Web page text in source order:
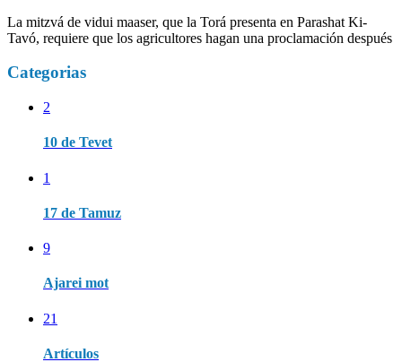
La mitzvá de vidui maaser, que la Torá presenta en Parashat Ki-
Tavó, requiere que los agricultores hagan una proclamación después
Categorias
2
10 de Tevet
1
17 de Tamuz
9
Ajarei mot
21
Artículos